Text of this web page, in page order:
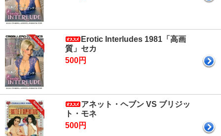
Erotic Interludes 1981「高画
質」セカ
500円
アネット・ヘブン VS ブリジッ
ト・モネ
500円